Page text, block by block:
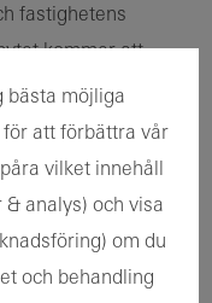
fastighetens
kommer att
år i
glas
som uppfyllde
bästa möjliga
att förbättra vår
vilket innehåll
analys) och visa
om du
och behandling